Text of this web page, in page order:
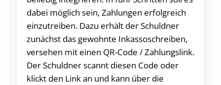
dabei möglich sein, Zahlungen erfolgreich
einzutreiben. Dazu erhält der Schuldner
zunächst das gewohnte Inkassoschreiben,
versehen mit einen QR-Code / Zahlungslink.
Der Schuldner scannt diesen Code oder
klickt den Link an und kann über die